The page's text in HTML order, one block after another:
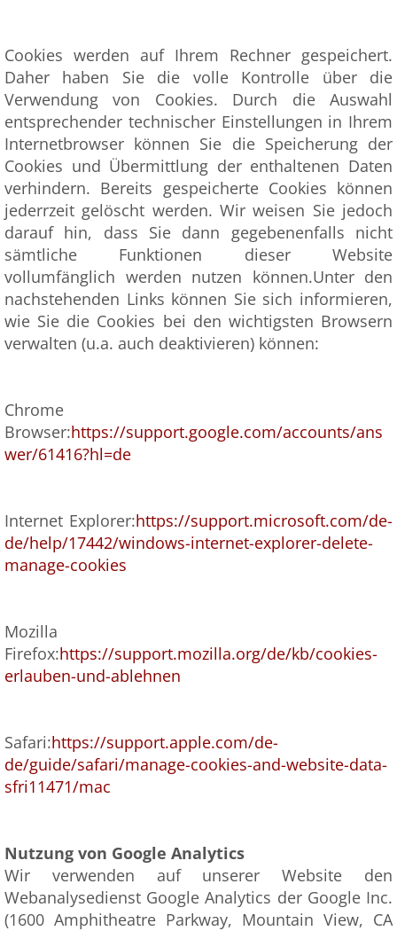
Cookies werden auf Ihrem Rechner gespeichert.
Daher haben Sie die volle Kontrolle über die
Verwendung von Cookies. Durch die Auswahl
entsprechender technischer Einstellungen in Ihrem
Internetbrowser können Sie die Speicherung der
Cookies und Übermittlung der enthaltenen Daten
verhindern. Bereits gespeicherte Cookies können
jederrzeit gelöscht werden. Wir weisen Sie jedoch
darauf hin, dass Sie dann gegebenenfalls nicht
sämtliche Funktionen dieser Website
vollumfänglich werden nutzen können.Unter den
nachstehenden Links können Sie sich informieren,
wie Sie die Cookies bei den wichtigsten Browsern
verwalten (u.a. auch deaktivieren) können:
Chrome
Browser:https://support.google.com/accounts/ans
wer/61416?hl=de
Internet Explorer:https://support.microsoft.com/de-
de/help/17442/windows-internet-explorer-delete-
manage-cookies
Mozilla
Firefox:https://support.mozilla.org/de/kb/cookies-
erlauben-und-ablehnen
Safari:https://support.apple.com/de-
de/guide/safari/manage-cookies-and-website-data-
sfri11471/mac
Nutzung von Google Analytics
Wir verwenden auf unserer Website den
Webanalysedienst Google Analytics der Google Inc.
(1600 Amphitheatre Parkway, Mountain View, CA